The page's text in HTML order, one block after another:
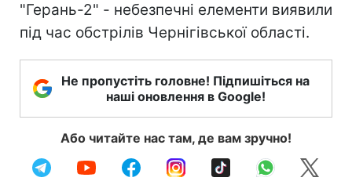
"Герань-2" - небезпечні елементи виявили
під час обстрілів Чернігівської області.
Не пропустіть головне! Підпишіться на
наші оновлення в Google!
Або читайте нас там, де вам зручно!